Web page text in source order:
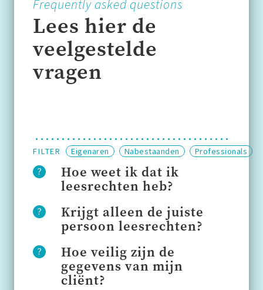
Frequently asked questions
Lees hier de
veelgestelde
vragen
FILTER Eigenaren Nabestaanden Professionals
Hoe weet ik dat ik
leesrechten heb?
Krijgt alleen de juiste
persoon leesrechten?
Hoe veilig zijn de
gegevens van mijn
cliënt?